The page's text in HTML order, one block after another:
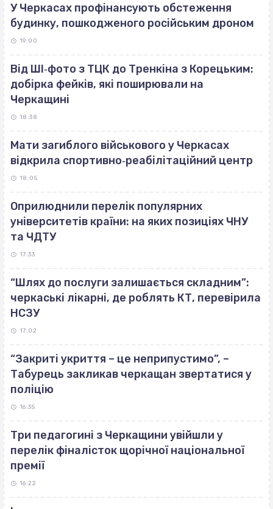
У Черкасах профінансують обстеження
будинку, пошкодженого російським дроном
19:00
Від ШІ‐фото з ТЦК до Тренкіна з Корецьким:
добірка фейків, які поширювали на
Черкащині
18:38
Мати загиблого військового у Черкасах
відкрила спортивно‐реабілітаційний центр
18:05
Оприлюднили перелік популярних
університетів країни: на яких позиціях ЧНУ
та ЧДТУ
17:33
“Шлях до послуги залишається складним”:
черкаські лікарні, де роблять КТ, перевірила
НСЗУ
17:02
“Закриті укриття – це неприпустимо”, –
Табурець закликав черкащан звертатися у
поліцію
16:35
Три педагогині з Черкащини увійшли у
перелік фіналісток щорічної національної
премії
16:22